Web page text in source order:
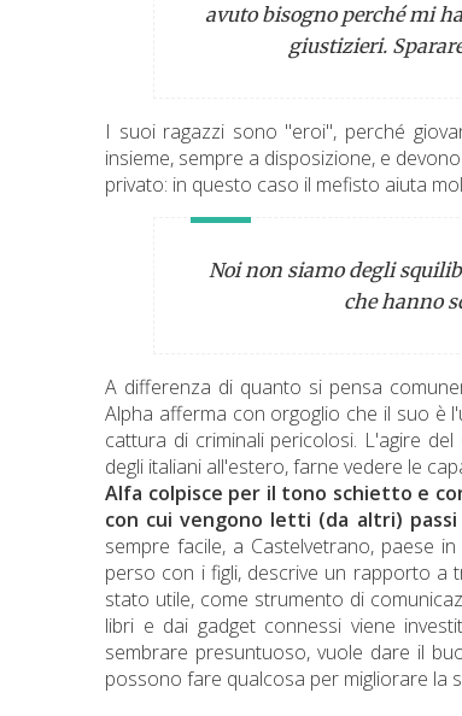
avuto bisogno perché mi
giustizieri.
I suoi ragazzi sono "eroi", perché
insieme, sempre a disposizione, e
privato: in questo caso il mefisto aiuta
Noi non siamo degli
che hanno
A differenza di quanto si pensa
Alpha afferma con orgoglio che il suo è
cattura di criminali pericolosi. L'agire
degli italiani all'estero, farne vedere le
Alfa colpisce per il tono schietto e
con cui vengono letti (da altri)
sempre facile, a Castelvetrano, paese
perso con i figli, descrive un rapporto a
stato utile, come strumento di
libri e dai gadget connessi viene
sembrare presuntuoso, vuole dare il
possono fare qualcosa per migliorare la